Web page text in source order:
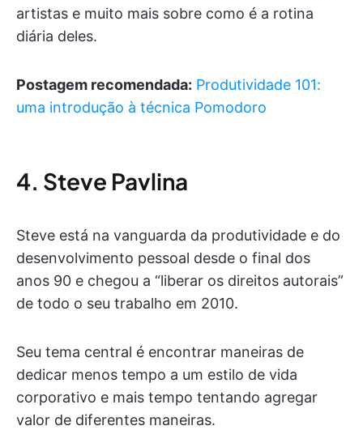
artistas e muito mais sobre como é a rotina
diária deles.
Postagem recomendada: Produtividade 101:
uma introdução à técnica Pomodoro
4. Steve Pavlina
Steve está na vanguarda da produtividade e do
desenvolvimento pessoal desde o final dos
anos 90 e chegou a “liberar os direitos autorais”
de todo o seu trabalho em 2010.
Seu tema central é encontrar maneiras de
dedicar menos tempo a um estilo de vida
corporativo e mais tempo tentando agregar
valor de diferentes maneiras.